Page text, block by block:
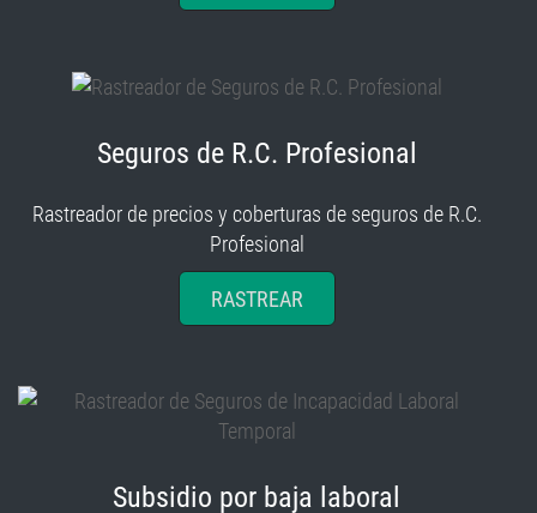
Seguros de R.C. Profesional
Rastreador de precios y coberturas de seguros de R.C.
Profesional
RASTREAR
Subsidio por baja laboral